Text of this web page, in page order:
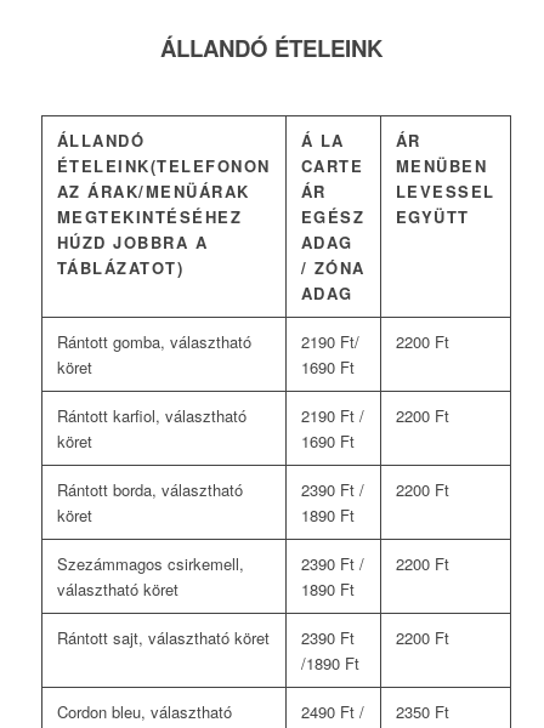
ÁLLANDÓ ÉTELEINK
ÁLLANDÓ
ÉTELEINK(TELEFONON
AZ ÁRAK/MENÜÁRAK
MEGTEKINTÉSÉHEZ
HÚZD JOBBRA A
TÁBLÁZATOT)
Á LA
CARTE
ÁR
EGÉSZ
ADAG
/ ZÓNA
ADAG
ÁR
MENÜBEN
LEVESSEL
EGYÜTT
Rántott gomba, választható
köret
2190 Ft/
1690 Ft
2200 Ft
Rántott karfiol, választható
köret
2190 Ft /
1690 Ft
2200 Ft
Rántott borda, választható
köret
2390 Ft /
1890 Ft
2200 Ft
Szezámmagos csirkemell,
választható köret
2390 Ft /
1890 Ft
2200 Ft
Rántott sajt, választható köret
2390 Ft
/1890 Ft
2200 Ft
Cordon bleu, választható
2490 Ft /
2350 Ft